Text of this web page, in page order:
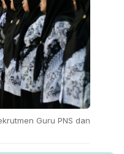
Guru PNS dan